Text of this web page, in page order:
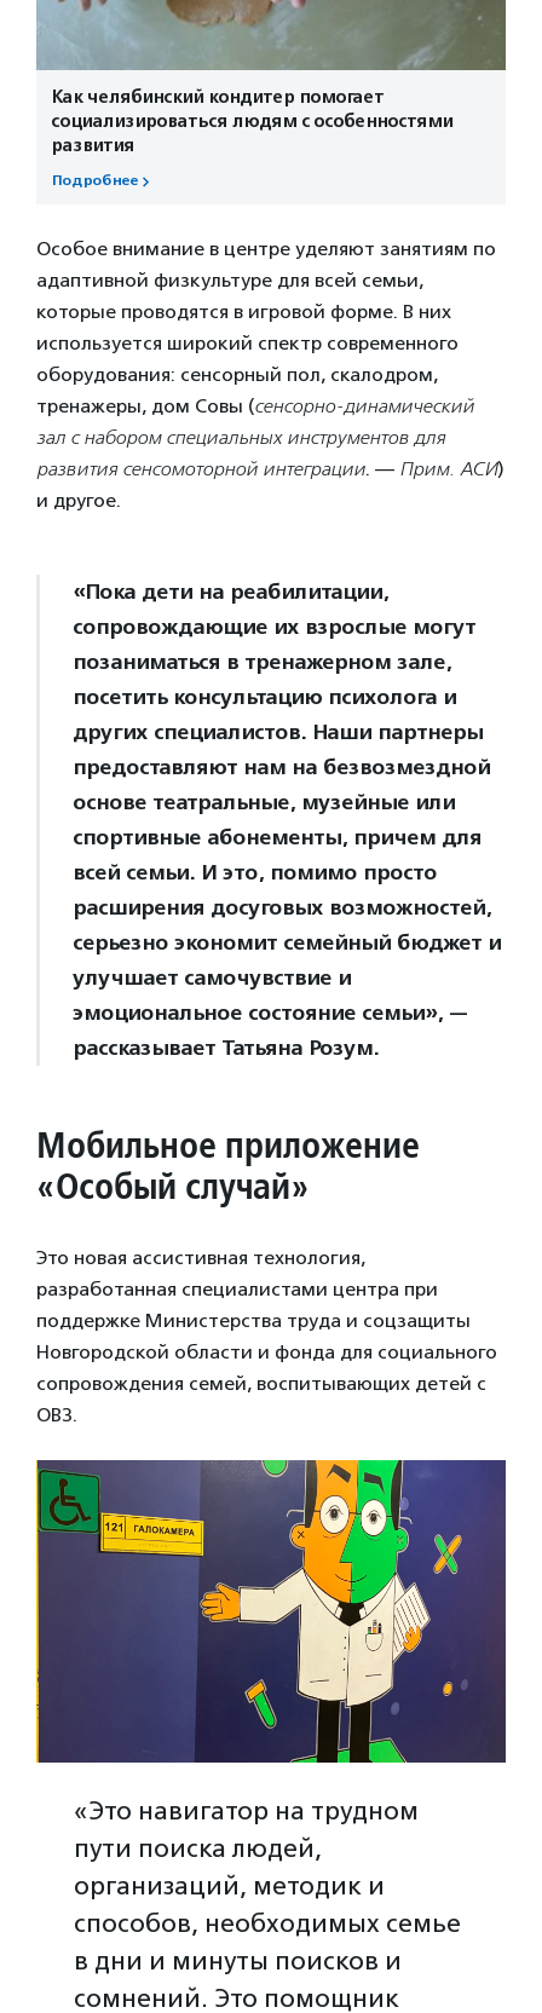
Как челябинский кондитер помогает
социализироваться людям с особенностями
развития
Подробнее
Особое внимание в центре уделяют занятиям по
адаптивной физкультуре для всей семьи,
которые проводятся в игровой форме. В них
используется широкий спектр современного
оборудования: сенсорный пол, скалодром,
тренажеры, дом Совы (сенсорно-динамический
зал с набором специальных инструментов для
развития сенсомоторной интеграции. — Прим. АСИ)
и другое.
«Пока дети на реабилитации,
сопровождающие их взрослые могут
позаниматься в тренажерном зале,
посетить консультацию психолога и
других специалистов. Наши партнеры
предоставляют нам на безвозмездной
основе театральные, музейные или
спортивные абонементы, причем для
всей семьи. И это, помимо просто
расширения досуговых возможностей,
серьезно экономит семейный бюджет и
улучшает самочувствие и
эмоциональное состояние семьи», —
рассказывает Татьяна Розум.
Мобильное приложение
«Особый случай»
Это новая ассистивная технология,
разработанная специалистами центра при
поддержке Министерства труда и соцзащиты
Новгородской области и фонда для социального
сопровождения семей, воспитывающих детей с
ОВЗ.
«Это навигатор на трудном
пути поиска людей,
организаций, методик и
способов, необходимых семье
в дни и минуты поисков и
сомнений. Это помощник